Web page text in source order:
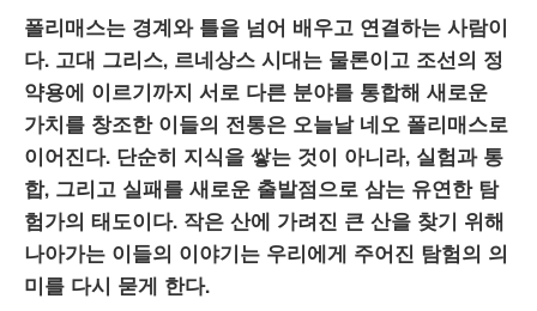
폴리매스는 경계와 틀을 넘어 배우고 연결하는 사람이
다. 고대 그리스, 르네상스 시대는 물론이고 조선의 정
약용에 이르기까지 서로 다른 분야를 통합해 새로운
가치를 창조한 이들의 전통은 오늘날 네오 폴리매스로
이어진다. 단순히 지식을 쌓는 것이 아니라, 실험과 통
합, 그리고 실패를 새로운 출발점으로 삼는 유연한 탐
험가의 태도이다. 작은 산에 가려진 큰 산을 찾기 위해
나아가는 이들의 이야기는 우리에게 주어진 탐험의 의
미를 다시 묻게 한다.